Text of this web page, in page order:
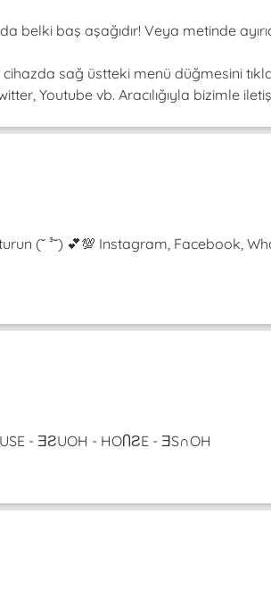
belki baş aşağıdır! Veya metinde
sağ üstteki menü düğmesini
Youtube vb. Aracılığıyla bizimle
(˘ ³˘) 💕💯 Instagram, Facebook,
- ƎƧUOH - HOႶƧE - ƎS∩OH